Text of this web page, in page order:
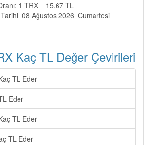
1 TRX = 15.67 TL
08 Ağustos 2026, Cumartesi
Kaç TL Değer Çevirileri
TL Eder
Eder
TL Eder
TL Eder